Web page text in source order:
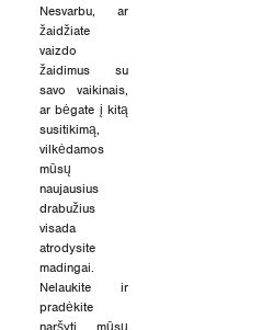
Nesvarbu, ar
žaidžiate
vaizdo
žaidimus su
savo vaikinais,
ar bėgate į kitą
susitikimą,
vilkėdamos
mūsų
naujausius
drabužius
visada
atrodysite
madingai.
Nelaukite ir
pradėkite
naršyti mūsų